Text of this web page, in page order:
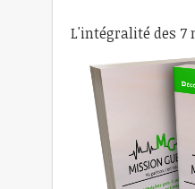
L'intégralité des 7